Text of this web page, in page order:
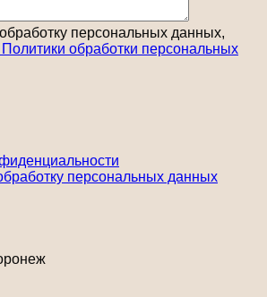
персональных данных,
обработки персональных
персональных данных